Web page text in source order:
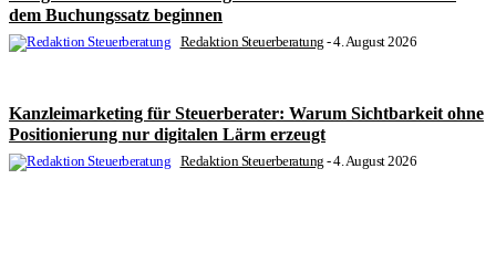
dem Buchungssatz beginnen
Redaktion Steuerberatung -4. August 2026
Kanzleimarketing für Steuerberater: Warum Sichtbarkeit ohne
Positionierung nur digitalen Lärm erzeugt
Redaktion Steuerberatung -4. August 2026